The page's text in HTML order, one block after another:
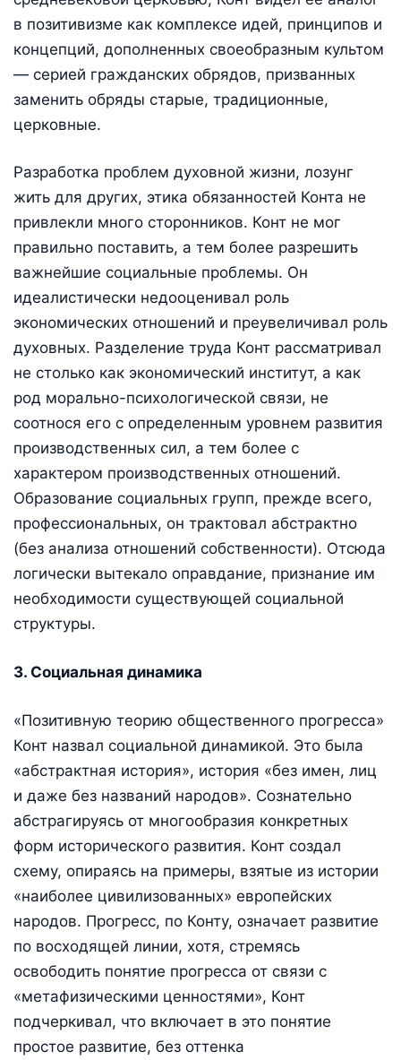
в позитивизме как комплексе идей, принципов и
концепций, дополненных своеобразным культом
— серией гражданских обрядов, призванных
заменить обряды старые, традиционные,
церковные.
Разработка проблем духовной жизни, лозунг
жить для других, этика обязанностей Конта не
привлекли много сторонников. Конт не мог
правильно поставить, а тем более разрешить
важнейшие социальные проблемы. Он
идеалистически недооценивал роль
экономических отношений и преувеличивал роль
духовных. Разделение труда Конт рассматривал
не столько как экономический институт, а как
род морально-психологической связи, не
соотнося его с определенным уровнем развития
производственных сил, а тем более с
характером производственных отношений.
Образование социальных групп, прежде всего,
профессиональных, он трактовал абстрактно
(без анализа отношений собственности). Отсюда
логически вытекало оправдание, признание им
необходимости существующей социальной
структуры.
3. Социальная динамика
«Позитивную теорию общественного прогресса»
Конт назвал социальной динамикой. Это была
«абстрактная история», история «без имен, лиц
и даже без названий народов». Сознательно
абстрагируясь от многообразия конкретных
форм исторического развития. Конт создал
схему, опираясь на примеры, взятые из истории
«наиболее цивилизованных» европейских
народов. Прогресс, по Конту, означает развитие
по восходящей линии, хотя, стремясь
освободить понятие прогресса от связи с
«метафизическими ценностями», Конт
подчеркивал, что включает в это понятие
простое развитие, без оттенка